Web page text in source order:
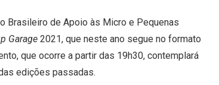
Brasileiro de Apoio às Micro e Pequenas
Garage 2021, que neste ano segue no formato
que ocorre a partir das 19h30, contemplará
edições passadas.